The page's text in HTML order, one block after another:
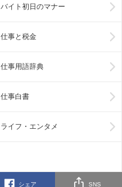
バイト初日のマナー
仕事と税金
仕事用語辞典
仕事白書
ライフ・エンタメ
シェア SNS